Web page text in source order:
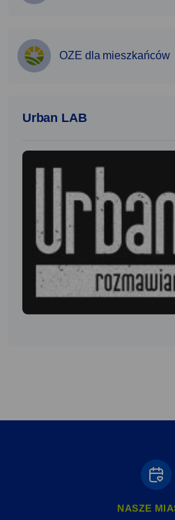
OZE dla mieszkańców
Urban LAB
NASZE